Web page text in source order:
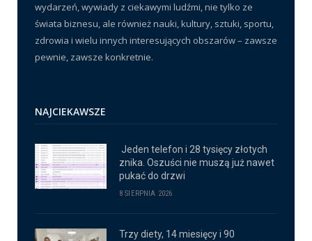
wydarzeń, wywiady z ciekawymi ludźmi, nie tylko ze
świata biznesu, ale również nauki, kultury, sztuki, sportu,
zdrowia i wielu innych interesujących obszarów – zawsze
pewnie, zawsze konkretnie.
NAJCIEKAWSZE
Jeden telefon i 28 tysięcy złotych
znika. Oszuści nie muszą już nawet
pukać do drzwi
8 SIERPNIA 2026
Trzy diety, 14 miesięcy i 90